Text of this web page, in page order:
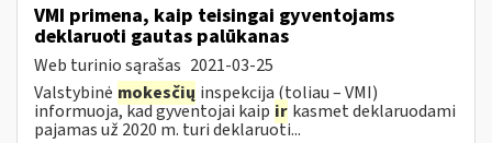
VMI primena, kaip teisingai gyventojams
deklaruoti gautas palūkanas
Web turinio sąrašas 2021-03-25
Valstybinė mokesčių inspekcija (toliau – VMI)
informuoja, kad gyventojai kaip ir kasmet deklaruodami
pajamas už 2020 m. turi deklaruoti...